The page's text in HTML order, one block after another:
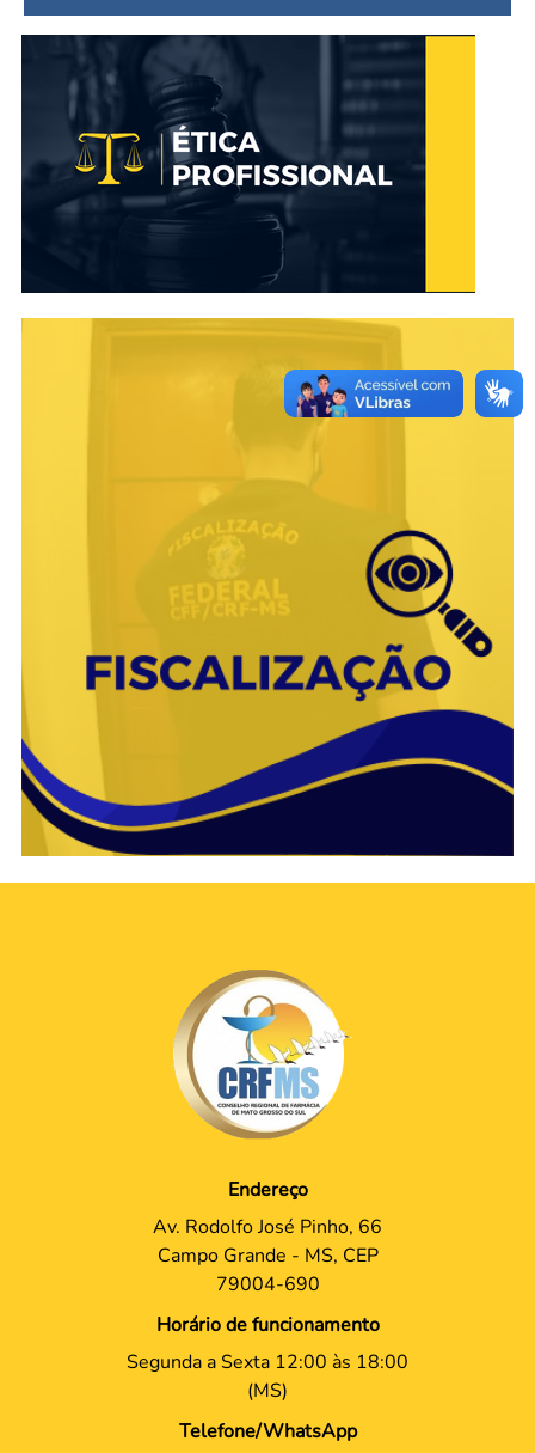
Endereço
Av. Rodolfo José Pinho, 66
Campo Grande - MS, CEP
79004-690
Horário de funcionamento
Segunda a Sexta 12:00 às 18:00
(MS)
Telefone/WhatsApp